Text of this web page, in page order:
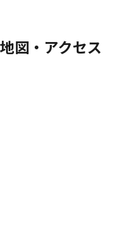
地図・アクセス